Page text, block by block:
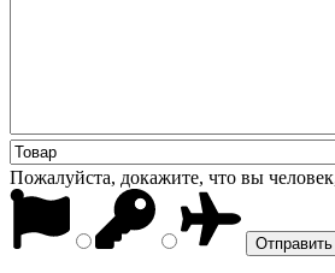
Пожалуйста, докажите, что вы